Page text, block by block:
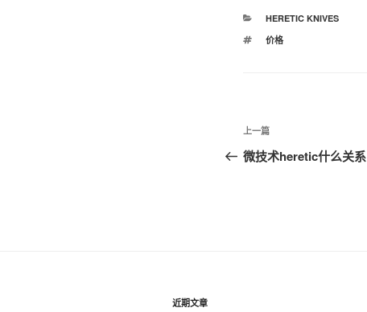
分
HERETIC KNIVES
标
价格
文
章
上
一
上一篇
微技术heretic什么关系
近期文章